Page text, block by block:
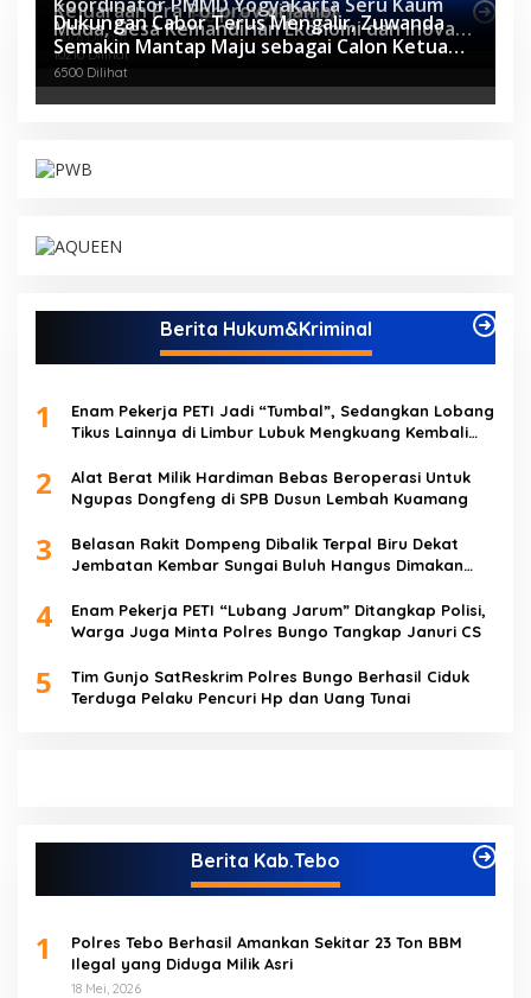
Berita Olahraga
Kejuaraan Pra Porprov di Jambi
11076 Dilihat
Muda, Gesa Kemandirian Ekonomi dan Inovasi
Desa
10210 Dilihat
Dukungan Cabor Terus Mengalir, Zuwanda
Semakin Mantap Maju sebagai Calon Ketua
KONI
6500 Dilihat
Berita Hukum&Kriminal
1
Enam Pekerja PETI Jadi “Tumbal”, Sedangkan Lobang
Tikus Lainnya di Limbur Lubuk Mengkuang Kembali
2
Alat Berat Milik Hardiman Bebas Beroperasi Untuk
Ngupas Dongfeng di SPB Dusun Lembah Kuamang
3
Belasan Rakit Dompeng Dibalik Terpal Biru Dekat
Jembatan Kembar Sungai Buluh Hangus Dimakan
4
Enam Pekerja PETI “Lubang Jarum” Ditangkap Polisi,
Warga Juga Minta Polres Bungo Tangkap Januri CS
5
Tim Gunjo SatReskrim Polres Bungo Berhasil Ciduk
Terduga Pelaku Pencuri Hp dan Uang Tunai
Berita Kab.Tebo
1
Polres Tebo Berhasil Amankan Sekitar 23 Ton BBM
Ilegal yang Diduga Milik Asri
18 Mei, 2026